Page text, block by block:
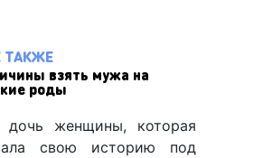
ТАКЖЕ
взять мужа на
роды
дочь женщины, которая
свою историю под